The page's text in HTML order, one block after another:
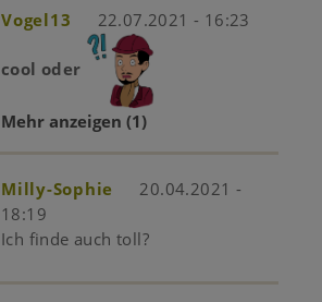
Vogel13 22.07.2021 - 16:23
cool oder
Mehr anzeigen (1)
Milly-Sophie
20.04.2021 -
18:19
Ich finde auch toll?